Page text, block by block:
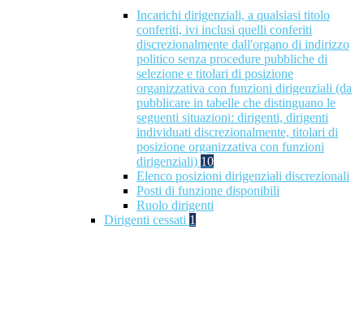
Incarichi dirigenziali, a qualsiasi titolo
conferiti, ivi inclusi quelli conferiti
discrezionalmente dall'organo di indirizzo
politico senza procedure pubbliche di
selezione e titolari di posizione
organizzativa con funzioni dirigenziali (da
pubblicare in tabelle che distinguano le
seguenti situazioni: dirigenti, dirigenti
individuati discrezionalmente, titolari di
posizione organizzativa con funzioni
dirigenziali) 10
Elenco posizioni dirigenziali discrezionali
Posti di funzione disponibili
Ruolo dirigenti
Dirigenti cessati 1